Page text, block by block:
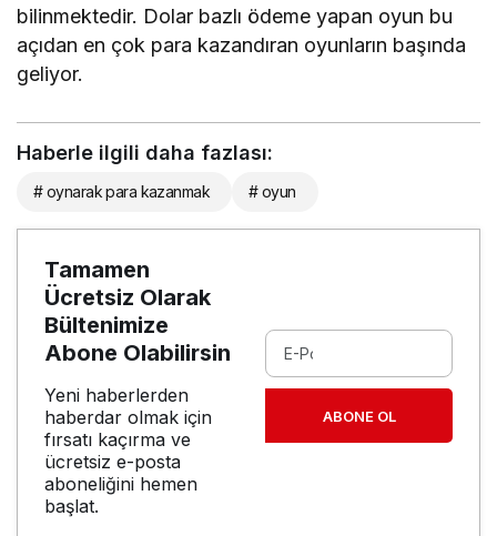
bilinmektedir. Dolar bazlı ödeme yapan oyun bu
açıdan en çok para kazandıran oyunların başında
geliyor.
Haberle ilgili daha fazlası:
# oynarak para kazanmak # oyun
Tamamen
Ücretsiz Olarak
Bültenimize
Abone Olabilirsin
Yeni haberlerden
haberdar olmak için
fırsatı kaçırma ve
ücretsiz e-posta
aboneliğini hemen
başlat.
ABONE OL